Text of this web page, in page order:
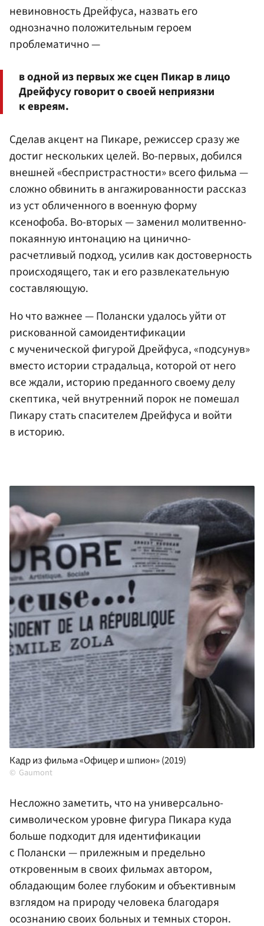
невиновность Дрейфуса, назвать его
однозначно положительным героем
проблематично —
в одной из первых же сцен Пикар в лицо
Дрейфусу говорит о своей неприязни
к евреям.
Сделав акцент на Пикаре, режиссер сразу же
достиг нескольких целей. Во-первых, добился
внешней «беспристрастности» всего фильма —
сложно обвинить в ангажированности рассказ
из уст обличенного в военную форму
ксенофоба. Во-вторых — заменил молитвенно-
покаянную интонацию на цинично-
расчетливый подход, усилив как достоверность
происходящего, так и его развлекательную
составляющую.
Но что важнее — Полански удалось уйти от
рискованной самоидентификации
с мученической фигурой Дрейфуса, «подсунув»
вместо истории страдальца, которой от него
все ждали, историю преданного своему делу
скептика, чей внутренний порок не помешал
Пикару стать спасителем Дрейфуса и войти
в историю.
Кадр из фильма «Офицер и шпион» (2019)
Gaumont
Несложно заметить, что на универсально-
символическом уровне фигура Пикара куда
больше подходит для идентификации
с Полански — прилежным и предельно
откровенным в своих фильмах автором,
обладающим более глубоким и объективным
взглядом на природу человека благодаря
осознанию своих больных и темных сторон.